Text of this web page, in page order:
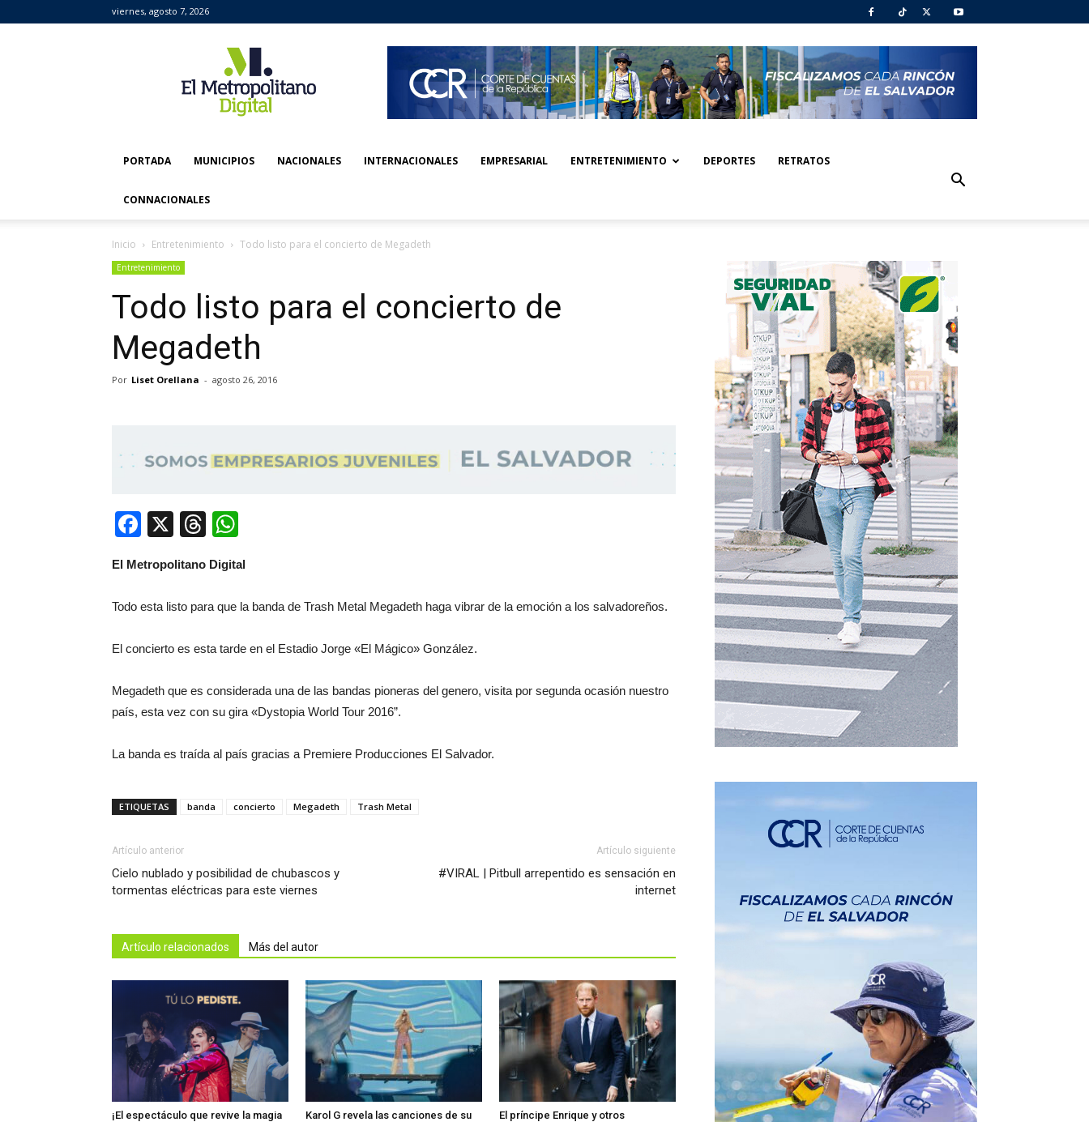
viernes, agosto 7, 2026
Metropolitano
Digital
PORTADA MUNICIPIOS NACIONALES INTERNACIONALES EMPRESARIAL ENTRETENIMIENTO DEPORTES RETRATOS
CONNACIONALES
Inicio Entretenimiento Todo listo para el concierto de Megadeth
Entretenimiento
Todo listo para el concierto de
Megadeth
Por Liset Orellana - agosto 26, 2016
Facebook
X Threads
El Metropolitano Digital
Todo esta listo para que la banda de Trash Metal Megadeth haga vibrar de la emoción a los salvadoreños.
El concierto es esta tarde en el Estadio Jorge «El Mágico» González.
Megadeth que es considerada una de las bandas pioneras del genero, visita por segunda ocasión nuestro
país, esta vez con su gira «Dystopia World Tour 2016”.
La banda es traída al país gracias a Premiere Producciones El Salvador.
ETIQUETAS banda concierto Megadeth Trash Metal
Artículo anterior
Cielo nublado y posibilidad de chubascos y
tormentas eléctricas para este viernes
Artículo siguiente
#VIRAL | Pitbull arrepentido es sensación en
internet
Artículo relacionados Más del autor
¡El espectáculo que revive la magia
Karol G revela las canciones de su
El príncipe Enrique y otros